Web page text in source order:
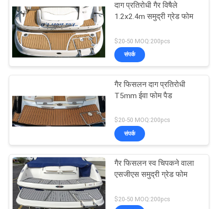
तैरो प्लेटफार्म पैड
कैमो बोट मैट
दाग प्रतिरोधी गैर विषैले
1.2x2.4m समुद्री ग्रेड फोम
$20-50 MOQ:200pcs
संपर्क
गैर फिसलन दाग प्रतिरोधी
T5mm ईवा फोम पैड
$20-50 MOQ:200pcs
संपर्क
गैर फिसलन स्व चिपकने वाला
एसजीएस समुद्री ग्रेड फोम
$20-50 MOQ:200pcs